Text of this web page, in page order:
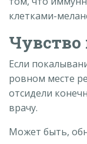
клетками-
Если
ровном месте
отсидели
врачу.
Может быть,